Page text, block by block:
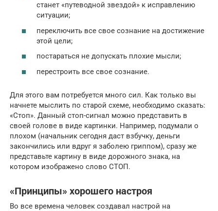
станет «путеводной звездой» к исправлению
ситуации;
переключить все свое сознание на достижение
этой цели;
постараться не допускать плохие мысли;
перестроить все свое сознание.
Для этого вам потребуется много сил. Как только вы
начнете мыслить по старой схеме, необходимо сказать:
«Стоп». Данный стоп-сигнал можно представить в
своей голове в виде картинки. Например, подумали о
плохом (начальник сегодня даст взбучку, деньги
закончились или вдруг я заболею гриппом), сразу же
представьте картину в виде дорожного знака, на
котором изображено слово СТОП.
«Принципы» хорошего настроя
Во все времена человек создавал настрой на